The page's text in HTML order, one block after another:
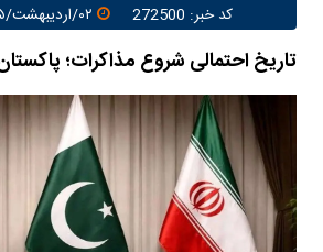
کد خبر: 272500
تاریخ احتمالی شروع مذاکرات؛